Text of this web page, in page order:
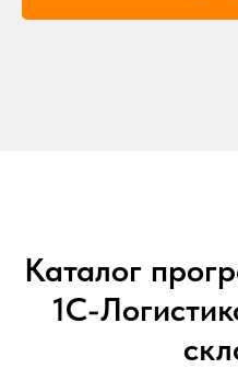
Каталог
1С-